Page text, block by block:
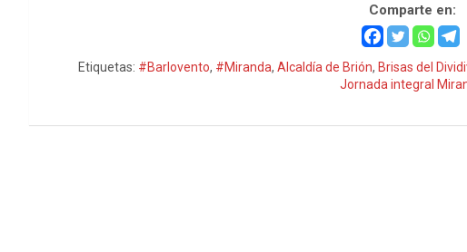
Comparte en:
Etiquetas: #Barlovento, #Miranda,Alcaldía de Brión, Brisas del
Jornada integral